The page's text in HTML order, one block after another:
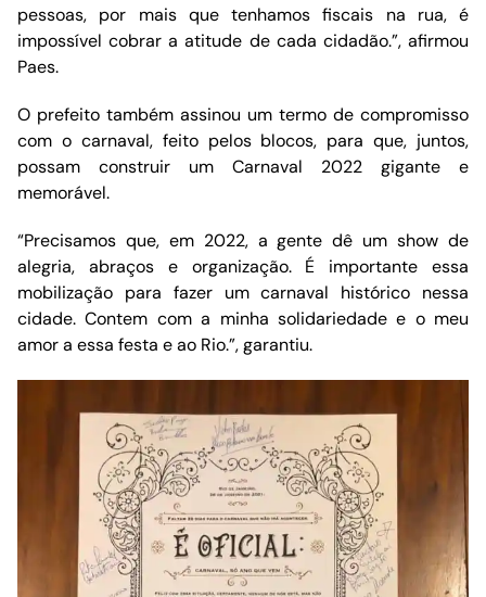
pessoas, por mais que tenhamos fiscais na rua, é
impossível cobrar a atitude de cada cidadão.”, afirmou
Paes.
O prefeito também assinou um termo de compromisso
com o carnaval, feito pelos blocos, para que, juntos,
possam construir um Carnaval 2022 gigante e
memorável.
“Precisamos que, em 2022, a gente dê um show de
alegria, abraços e organização. É importante essa
mobilização para fazer um carnaval histórico nessa
cidade. Contem com a minha solidariedade e o meu
amor a essa festa e ao Rio.”, garantiu.